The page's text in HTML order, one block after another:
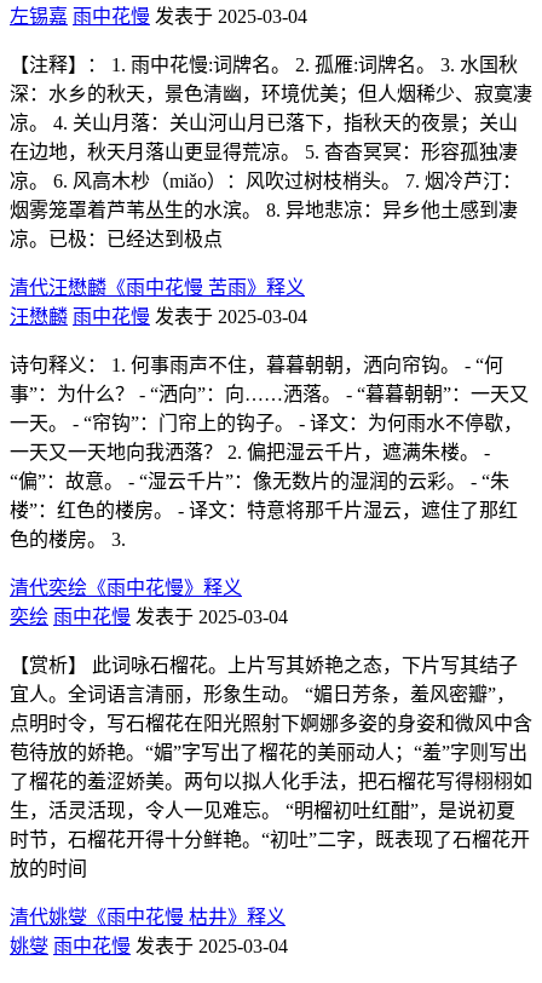
左锡嘉 雨中花慢 发表于 2025-03-04
【注释】： 1. 雨中花慢:词牌名。 2. 孤雁:词牌名。 3. 水国秋
深：水乡的秋天，景色清幽，环境优美；但人烟稀少、寂寞凄
凉。 4. 关山月落：关山河山月已落下，指秋天的夜景；关山
在边地，秋天月落山更显得荒凉。 5. 杳杳冥冥：形容孤独凄
凉。 6. 风高木杪（miǎo）：风吹过树枝梢头。 7. 烟冷芦汀：
烟雾笼罩着芦苇丛生的水滨。 8. 异地悲凉：异乡他土感到凄
凉。已极：已经达到极点
清代汪懋麟《雨中花慢 苦雨》释义
汪懋麟 雨中花慢 发表于 2025-03-04
诗句释义： 1. 何事雨声不住，暮暮朝朝，洒向帘钩。 - “何
事”：为什么？ - “洒向”：向……洒落。 - “暮暮朝朝”：一天又
一天。 - “帘钩”：门帘上的钩子。 - 译文：为何雨水不停歇，
一天又一天地向我洒落？ 2. 偏把湿云千片，遮满朱楼。 -
“偏”：故意。 - “湿云千片”：像无数片的湿润的云彩。 - “朱
楼”：红色的楼房。 - 译文：特意将那千片湿云，遮住了那红
色的楼房。 3.
清代奕绘《雨中花慢》释义
奕绘 雨中花慢 发表于 2025-03-04
【赏析】 此词咏石榴花。上片写其娇艳之态，下片写其结子
宜人。全词语言清丽，形象生动。 “媚日芳条，羞风密瓣”，
点明时令，写石榴花在阳光照射下婀娜多姿的身姿和微风中含
苞待放的娇艳。“媚”字写出了榴花的美丽动人；“羞”字则写出
了榴花的羞涩娇美。两句以拟人化手法，把石榴花写得栩栩如
生，活灵活现，令人一见难忘。 “明榴初吐红酣”，是说初夏
时节，石榴花开得十分鲜艳。“初吐”二字，既表现了石榴花开
放的时间
清代姚燮《雨中花慢 枯井》释义
姚燮 雨中花慢 发表于 2025-03-04